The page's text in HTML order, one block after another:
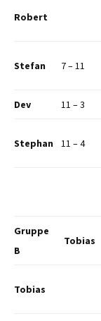
Robert
Stefan 7 – 11
Dev 11 – 3
Stephan 11 – 4
Gruppe
B
Tobias
Tobias